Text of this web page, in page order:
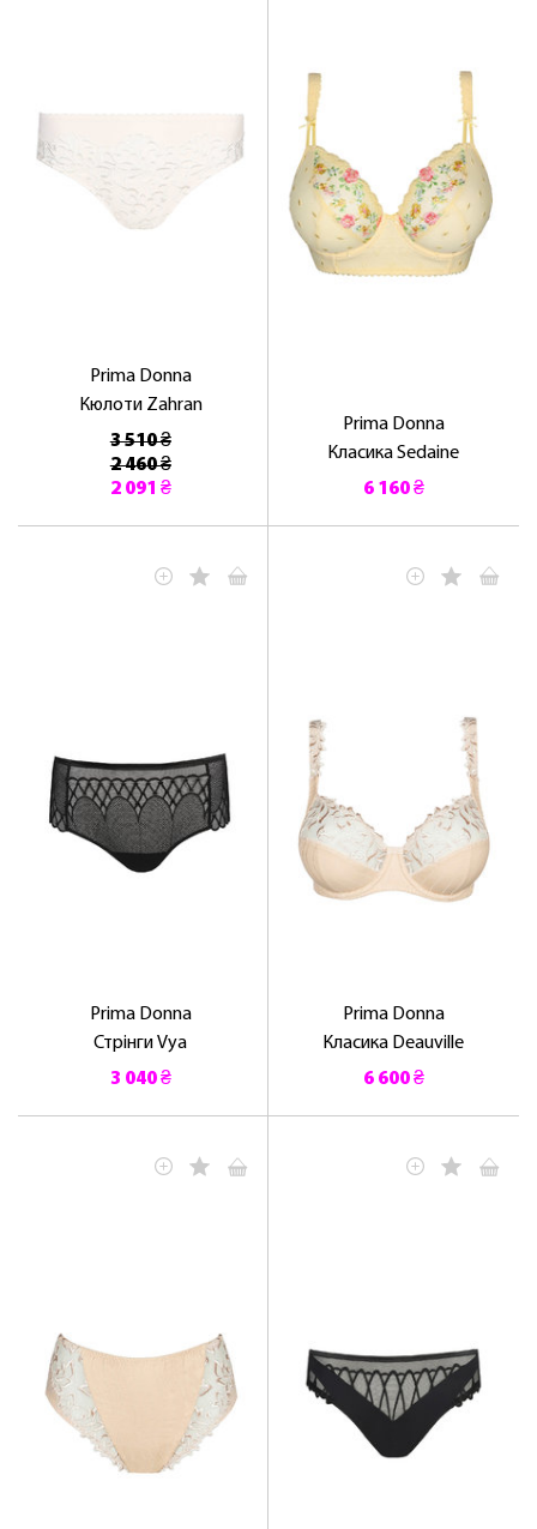
Prima Donna
Кюлоти Zahran
3 510 ₴
2 460 ₴
2 091 ₴
Prima Donna
Класика Sedaine
6 160 ₴
Prima Donna
Стрінги Vya
3 040 ₴
Prima Donna
Класика Deauville
6 600 ₴
ОТРИМАТИ!